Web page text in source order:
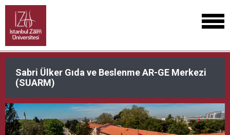
Sabri Ülker Gıda ve Beslenme AR-GE Merkezi
(SUARM)